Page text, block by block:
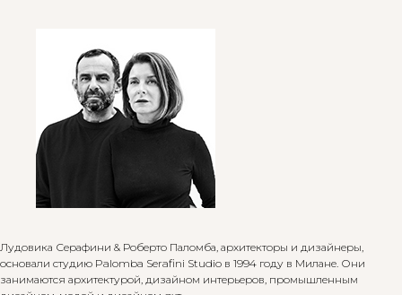
Лудовика Серафини & Роберто Паломба, архитекторы и дизайнеры,
основали студию Palomba Serafini Studio в 1994 году в Милане. Они
занимаются архитектурой, дизайном интерьеров, промышленным